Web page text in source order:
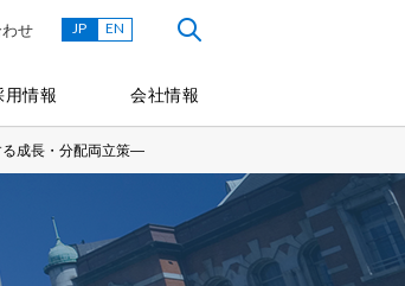
用情報 会社情報
せ JP EN
る成長・分配両立策―